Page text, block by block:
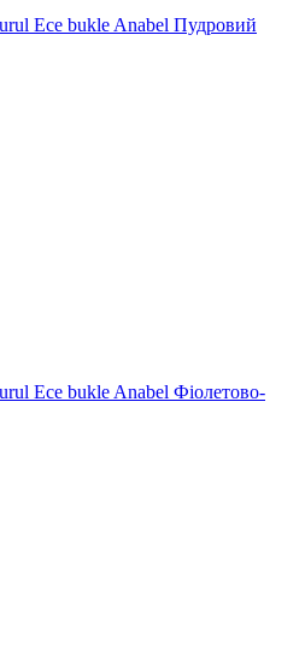
Ece bukle Anabel Пудровий
Ece bukle Anabel Фіолетово-